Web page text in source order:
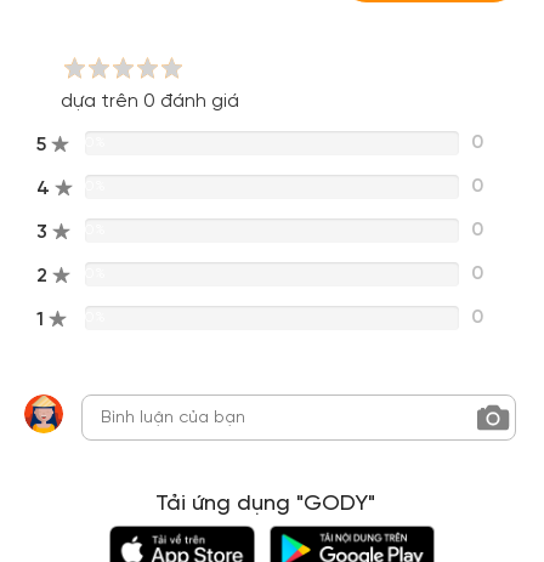
dựa trên 0 đánh giá
5 0
4 0
3 0
2 0
1 0
Tải ứng dụng "GODY"